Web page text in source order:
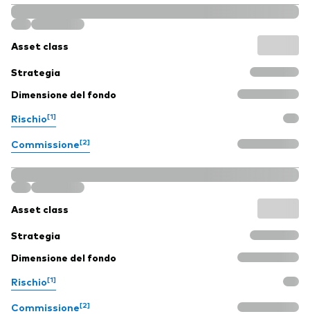
Asset class
Strategia
Dimensione del fondo
Rischio[1]
Commissione[2]
Asset class
Strategia
Dimensione del fondo
Rischio[1]
Commissione[2]